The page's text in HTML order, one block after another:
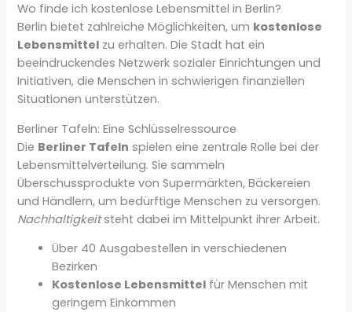
Wo finde ich kostenlose Lebensmittel in Berlin?
Berlin bietet zahlreiche Möglichkeiten, um kostenlose
Lebensmittel zu erhalten. Die Stadt hat ein
beeindruckendes Netzwerk sozialer Einrichtungen und
Initiativen, die Menschen in schwierigen finanziellen
Situationen unterstützen.
Berliner Tafeln: Eine Schlüsselressource
Die Berliner Tafeln spielen eine zentrale Rolle bei der
Lebensmittelverteilung. Sie sammeln
Überschussprodukte von Supermärkten, Bäckereien
und Händlern, um bedürftige Menschen zu versorgen.
Nachhaltigkeitsteht dabei im Mittelpunkt ihrer Arbeit.
Über 40 Ausgabestellen in verschiedenen
Bezirken
Kostenlose Lebensmittel für Menschen mit
geringem Einkommen